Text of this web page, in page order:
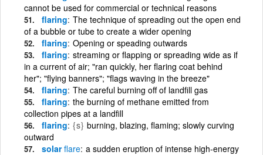
cannot be used for commercial or technical reasons
flaring The technique of spreading out the open end
of a bubble or tube to create a wider opening
flaring Opening or speading outwards
flaring streaming or flapping or spreading wide as if
in a current of air; "ran quickly, her flaring coat behind
her"; "flying banners"; "flags waving in the breeze"
flaring The careful burning off of landfill gas
flaring the burning of methane emitted from
collection pipes at a landfill
flaring {s} burning, blazing, flaming; slowly curving
outward
solarflare a sudden eruption of intense high-energy